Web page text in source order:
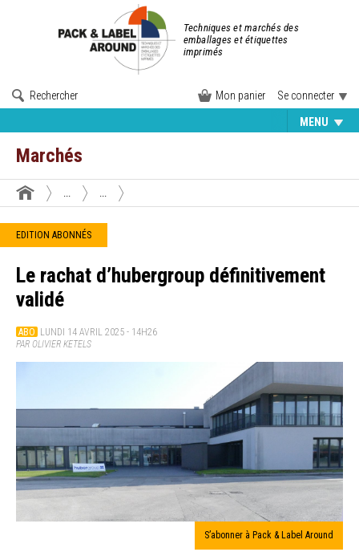
Techniques et marchés des
emballages et étiquettes
imprimés
Rechercher Mon panier Se connecter
MENU
Marchés
EDITION ABONNÉS
Le rachat d’hubergroup définitivement
validé
ABO LUNDI 14 AVRIL 2025 - 14H26
PAR OLIVIER KETELS
S’abonner à Pack & Label Around